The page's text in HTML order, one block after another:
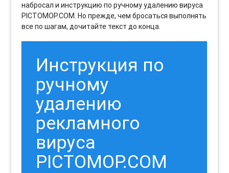
набросал и инструкцию по ручному удалению вируса
PICTOMOP.COM. Но прежде, чем бросаться выполнять
все по шагам, дочитайте текст до конца.
Инструкция по
ручному
удалению
рекламного
вируса
PICTOMOP.COM